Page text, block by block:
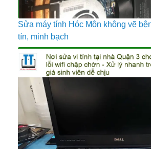
Sửa máy tính Hóc Môn không vẽ
tín, minh bạch